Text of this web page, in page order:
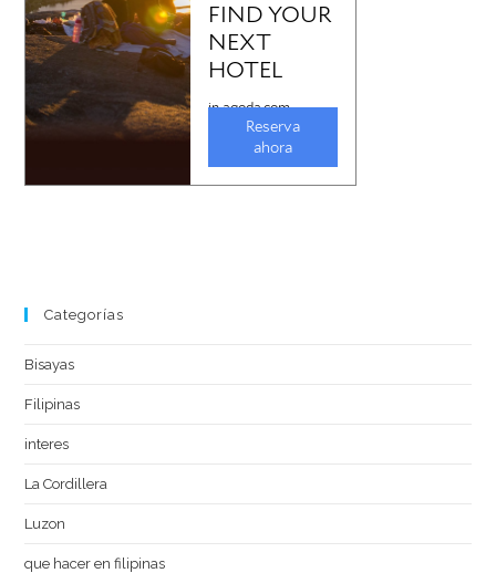
Categorías
Bisayas
Filipinas
interes
La Cordillera
Luzon
que hacer en filipinas